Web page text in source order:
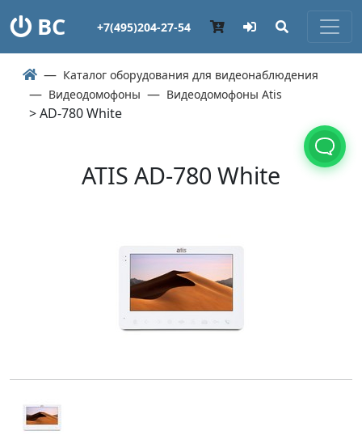
ВС +7(495)204-27-54
Каталог оборудования для видеонаблюдения
Видеодомофоны
Видеодомофоны Atis
> AD-780 White
ATIS AD-780 White